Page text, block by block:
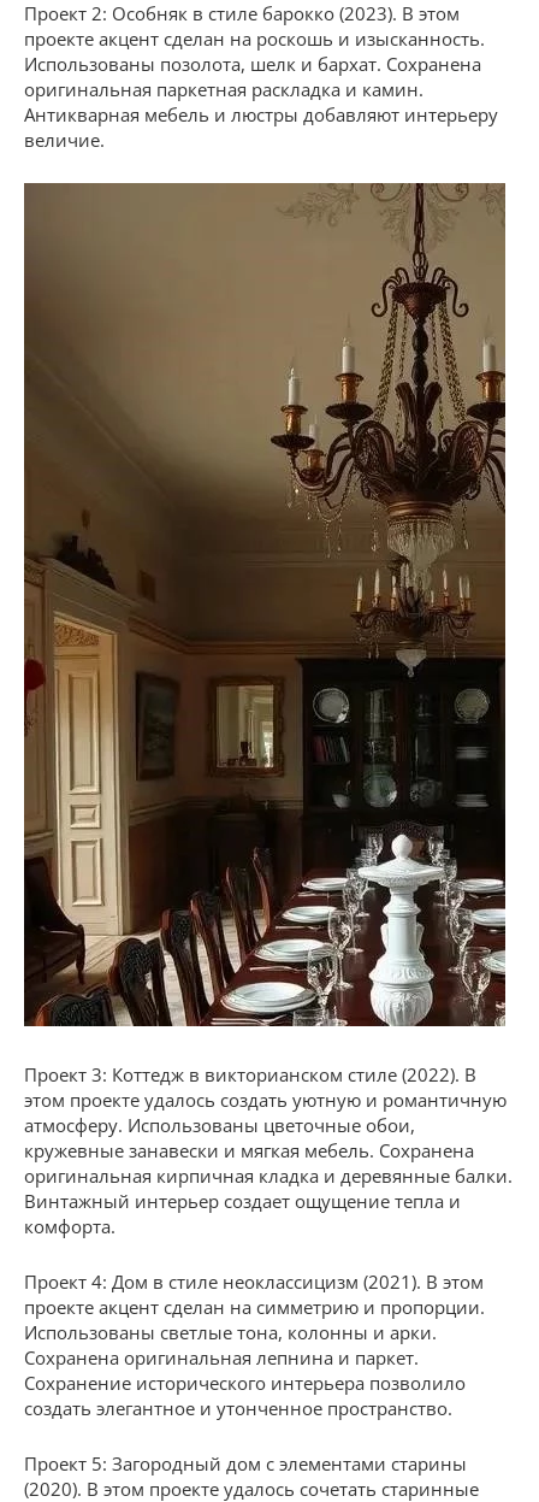
Проект 2: Особняк в стиле барокко (2023). В этом
проекте акцент сделан на роскошь и изысканность.
Использованы позолота, шелк и бархат. Сохранена
оригинальная паркетная раскладка и камин.
Антикварная мебель и люстры добавляют интерьеру
величие.
Проект 3: Коттедж в викторианском стиле (2022). В
этом проекте удалось создать уютную и романтичную
атмосферу. Использованы цветочные обои,
кружевные занавески и мягкая мебель. Сохранена
оригинальная кирпичная кладка и деревянные балки.
Винтажный интерьер создает ощущение тепла и
комфорта.
Проект 4: Дом в стиле неоклассицизм (2021). В этом
проекте акцент сделан на симметрию и пропорции.
Использованы светлые тона, колонны и арки.
Сохранена оригинальная лепнина и паркет.
Сохранение исторического интерьера позволило
создать элегантное и утонченное пространство.
Проект 5: Загородный дом с элементами старины
(2020). В этом проекте удалось сочетать старинные